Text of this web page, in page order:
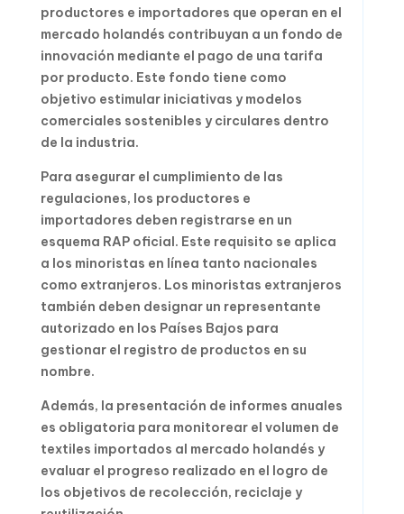
productores e importadores que operan en el
mercado holandés contribuyan a un fondo de
innovación mediante el pago de una tarifa
por producto. Este fondo tiene como
objetivo estimular iniciativas y modelos
comerciales sostenibles y circulares dentro
de la industria.
Para asegurar el cumplimiento de las
regulaciones, los productores e
importadores deben registrarse en un
esquema RAP oficial. Este requisito se aplica
a los minoristas en línea tanto nacionales
como extranjeros. Los minoristas extranjeros
también deben designar un representante
autorizado en los Países Bajos para
gestionar el registro de productos en su
nombre.
Además, la presentación de informes anuales
es obligatoria para monitorear el volumen de
textiles importados al mercado holandés y
evaluar el progreso realizado en el logro de
los objetivos de recolección, reciclaje y